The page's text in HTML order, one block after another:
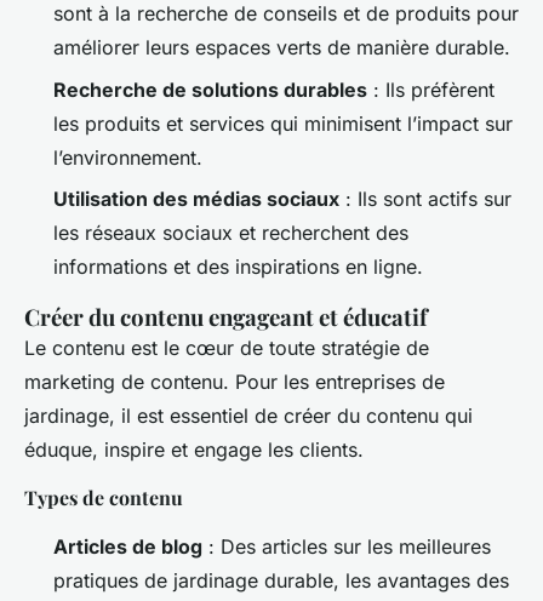
sont à la recherche de conseils et de produits pour
améliorer leurs espaces verts de manière durable.
Recherche de solutions durables : Ils préfèrent
les produits et services qui minimisent l’impact sur
l’environnement.
Utilisation des médias sociaux : Ils sont actifs sur
les réseaux sociaux et recherchent des
informations et des inspirations en ligne.
Créer du contenu engageant et éducatif
Le contenu est le cœur de toute stratégie de
marketing de contenu. Pour les entreprises de
jardinage, il est essentiel de créer du contenu qui
éduque, inspire et engage les clients.
Types de contenu
Articles de blog : Des articles sur les meilleures
pratiques de jardinage durable, les avantages des